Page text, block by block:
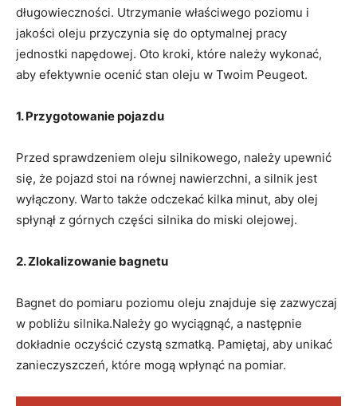
długowieczności. Utrzymanie właściwego poziomu i
jakości oleju przyczynia się do optymalnej pracy
jednostki napędowej. Oto kroki, które należy wykonać,
aby efektywnie ocenić stan oleju w Twoim Peugeot.
1. Przygotowanie pojazdu
Przed sprawdzeniem oleju silnikowego, należy upewnić
się, że pojazd stoi na równej nawierzchni, a silnik jest
wyłączony. Warto także odczekać kilka minut, aby olej
spłynął z górnych części silnika do miski olejowej.
2. Zlokalizowanie bagnetu
Bagnet do pomiaru poziomu oleju znajduje się zazwyczaj
w pobliżu silnika.Należy go wyciągnąć, a następnie
dokładnie oczyścić czystą szmatką. Pamiętaj, aby unikać
zanieczyszczeń, które mogą wpłynąć na pomiar.